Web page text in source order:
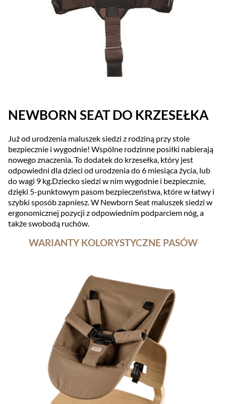
NEWBORN SEAT DO KRZESEŁKA
Już od urodzenia maluszek siedzi z rodziną przy stole
bezpiecznie i wygodnie! Wspólne rodzinne posiłki nabierają
nowego znaczenia. To dodatek do krzesełka, który jest
odpowiedni dla dzieci od urodzenia do 6 miesiąca życia, lub
do wagi 9 kg.Dziecko siedzi w nim wygodnie i bezpiecznie,
dzięki 5-punktowym pasom bezpieczeństwa, które w łatwy i
szybki sposób zapniesz. W Newborn Seat maluszek siedzi w
ergonomicznej pozycji z odpowiednim podparciem nóg, a
także swobodą ruchów.
WARIANTY KOLORYSTYCZNE PASÓW